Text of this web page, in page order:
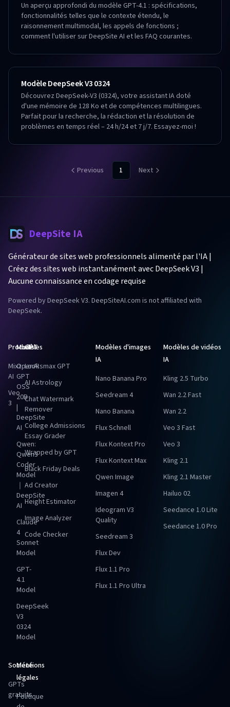
Un aperçu approfondi du modèle GPT-4.1 : spécifications,
fonctionnalités telles que le contexte étendu, le
raisonnement multimodal, les appels de fonctions ;
comment l'utiliser sur DeepSite AI et les FAQ courantes.
Modèle DeepSeek V3 0324
Découvrez DeepSeek-V3 (0324), votre assistant IA doté
d'une mémoire de 128 Ko et de compétences multilingues.
Parfait pour la recherche, la rédaction et la résolution de
problèmes en temps réel – 24 h/24 et 7 j/7. Essayez-moi !
Previous 1 Next
DeepSite IA
Générateur de sites web professionnels alimenté par l'IA |
Créez des sites web instantanément avec DeepSeek V3 |
Aucune connaissance en codage requise
Powered by DeepSeek V3. DeepSiteAI.com is not affiliated with
DeepSeek.
Produits
Mixz
AI
Veo
3
Modèles
OpenAI
GPT
OSS
20B
|
DeepSite
AI
Qwen:
Qwen3
Coder
Model
｜
DeepSite
AI
Claude
4
Sonnet
Model
GPT-
4.1
Model
DeepSeek
V3
0324
Model
GPT
Looksmax GPT
AI Astrology
Chat Watermark
Remover
College Admissions
Essay Grader
Wrapped by GPT
Black Friday Deals
Ad Creator
Height Estimator
Image Analyzer
Code Checker
Modèles d'images
IA
Nano Banana Pro
Seedream 4
Nano Banana
Flux Schnell
Flux Kontext Pro
Flux Kontext Max
Qwen Image
Imagen 4
Ideogram V3
Quality
Seedream 3
Flux Dev
Flux 1.1 Pro
Flux 1.1 Pro Ultra
Modèles de vidéos
IA
Kling 2.5 Turbo
Wan 2.2 Fast
Wan 2.2
Veo 3 Fast
Veo 3
Kling 2.1
Kling 2.1 Master
Hailuo 02
Seedance 1.0 Lite
Seedance 1.0 Pro
Société
GPTs
gratuits
Mentions
légales
Politique